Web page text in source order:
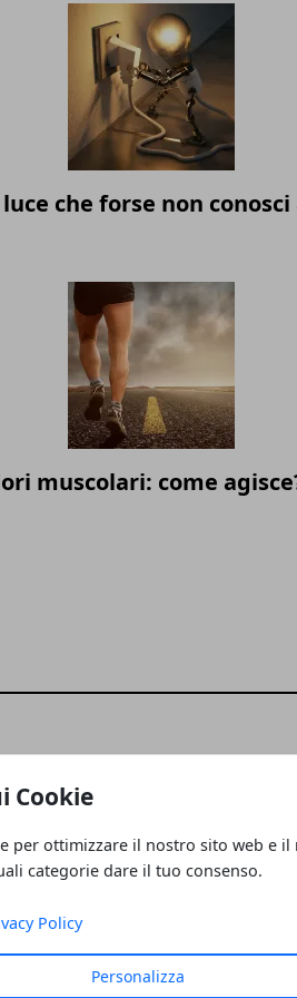
Cookie
per ottimizzare il nostro sito web e il
categorie dare il tuo consenso.
Policy
Personalizza
che forse non
muscolari: come